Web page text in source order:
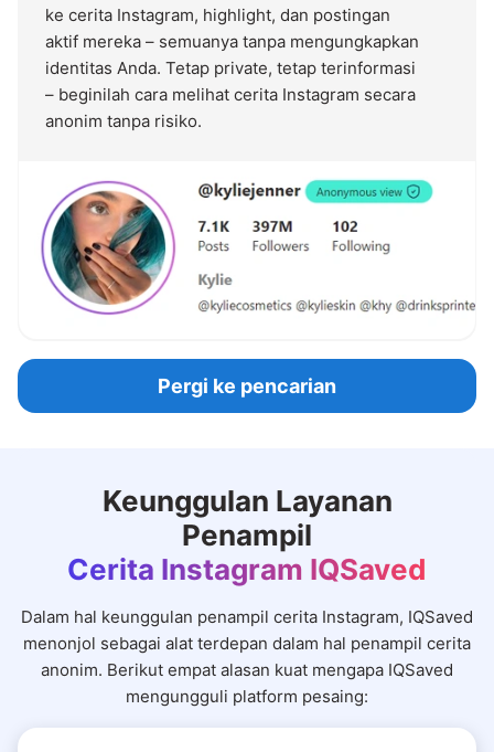
ke cerita Instagram, highlight, dan postingan
aktif mereka – semuanya tanpa mengungkapkan
identitas Anda. Tetap private, tetap terinformasi
– beginilah cara melihat cerita Instagram secara
anonim tanpa risiko.
Pergi ke pencarian
Keunggulan Layanan
Penampil
Cerita Instagram IQSaved
Dalam hal keunggulan penampil cerita Instagram, IQSaved
menonjol sebagai alat terdepan dalam hal penampil cerita
anonim. Berikut empat alasan kuat mengapa IQSaved
mengungguli platform pesaing: